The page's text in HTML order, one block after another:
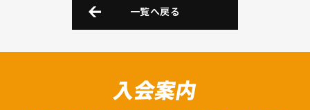
一覧へ戻る
入会案内